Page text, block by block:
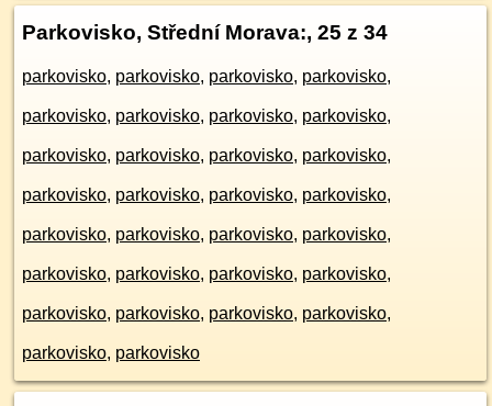
Parkovisko, Střední Morava:, 25 z 34
parkovisko, parkovisko, parkovisko, parkovisko,
parkovisko, parkovisko, parkovisko, parkovisko,
parkovisko, parkovisko, parkovisko, parkovisko,
parkovisko, parkovisko, parkovisko, parkovisko,
parkovisko, parkovisko, parkovisko, parkovisko,
parkovisko, parkovisko, parkovisko, parkovisko,
parkovisko, parkovisko, parkovisko, parkovisko,
parkovisko, parkovisko